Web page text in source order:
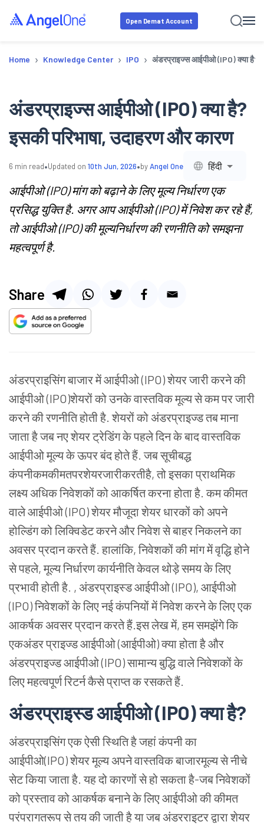
Open Demat Account
Home › Knowledge Center › IPO › अंडरप्राइज्स आईपीओ (IPO) क्या है?
अंडरप्राइज्स आईपीओ (IPO) क्या है?
इसकी परिभाषा, उदाहरण और कारण
6 min read•Updated on 10th Jun, 2026•byAngel One हिंदी
आईपीओ (IPO) मांग को बढ़ाने के लिए मूल्य निर्धारण एक
प्रसिद्ध युक्ति है. अगर आप आईपीओ (IPO) में निवेश कर रहे हैं,
तो आईपीओ (IPO) की मूल्यनिर्धारण की रणनीति को समझना
महत्वपूर्ण है.
Share
अंडरप्राइसिंग बाजार में आईपीओ (IPO) शेयर जारी करने की
आईपीओ (IPO)शेयरों को उनके वास्तविक मूल्य से कम पर जारी
करने की रणनीति होती है. शेयरों को अंडरप्राइज्ड तब माना
जाता है जब नए शेयर ट्रेडिंग के पहले दिन के बाद वास्तविक
आईपीओ मूल्य के ऊपर बंद होते हैं. जब सूचीबद्ध
कंपनीकमकीमतपरशेयरजारीकरतीहै, तो इसका प्राथमिक
लक्ष्य अधिक निवेशकों को आकर्षित करना होता है. कम कीमत
वाले आईपीओ (IPO) शेयर मौजूदा शेयर धारकों को अपने
होल्डिंग को लिक्विडेट करने और निवेश से बाहर निकलने का
अवसर प्रदान करते हैं. हालांकि, निवेशकों की मांग में वृद्धि होने
से पहले, मूल्य निर्धारण कार्यनीति केवल थोड़े समय के लिए
प्रभावी होती है. , अंडरप्राइस्ड आईपीओ (IPO), आईपीओ
(IPO) निवेशकों के लिए नई कंपनियों में निवेश करने के लिए एक
आकर्षक अवसर प्रदान करते हैं.इस लेख में, हम समझेंगे कि
एकअंडर प्राइज्ड आईपीओ (आईपीओ) क्या होता है और
अंडरप्राइज्ड आईपीओ (IPO) सामान्य बुद्धि वाले निवेशकों के
लिए महत्वपूर्ण रिटर्न कैसे प्राप्त क रसकते हैं.
अंडरप्राइस्ड आईपीओ (IPO) क्या है?
अंडरप्राइसिंग एक ऐसी स्थिति है जहां कंपनी का
आईपीओ(IPO) शेयर मूल्य अपने वास्तविक बाजारमूल्य से नीचे
सेट किया जाता है. यह दो कारणों से हो सकता है-जब निवेशकों
को प्रस्ताव को आकर्षक बनाने के लिए आईपीओ की कीमत
परंपरागतरूप से तय की जाती है या जब अंडरराइटर द्वारा शेयर